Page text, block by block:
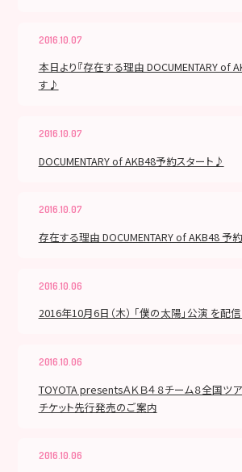
2016.10.07
本日より『存在する理由 DOCUMENTARY of
す♪
2016.10.07
DOCUMENTARY of AKB48予約スタート♪
2016.10.07
存在する理由 DOCUMENTARY of AKB48
2016.10.06
2016年10月6日（木） 「僕の太陽」公演 を配信
2016.10.06
TOYOTA presentsＡＫＢ４８チーム８全国ツ
チケット先行発売のご案内
2016.10.06